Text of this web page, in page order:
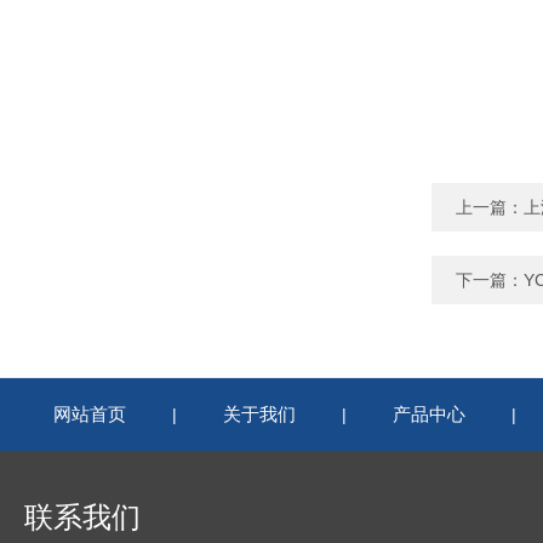
上一篇：
下一篇：
网站首页 | 关于我们 | 产品中心 |
联系我们